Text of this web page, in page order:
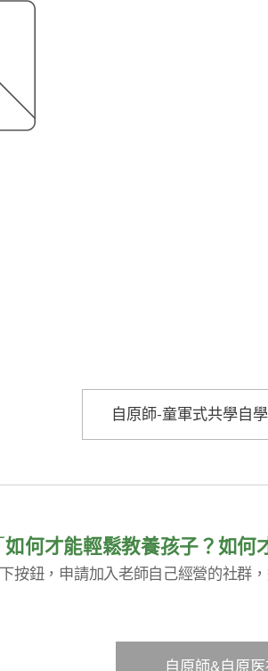
自原師-童軍式共學自
如何才能輕鬆教養孩子？如何
按鈕， 申請加入老師自己經營的社群
自原師&自原